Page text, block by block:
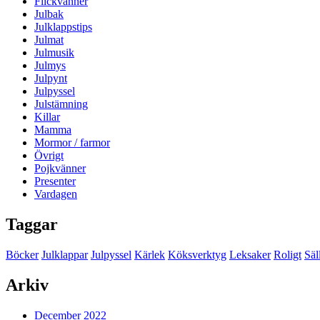
Julbak
Julklappstips
Julmat
Julmusik
Julmys
Julpynt
Julpyssel
Julstämning
Killar
Mamma
Mormor / farmor
Övrigt
Pojkvänner
Presenter
Vardagen
Taggar
Böcker Julklappar Julpyssel Kärlek Köksverktyg Leksaker Roligt
Arkiv
December 2022